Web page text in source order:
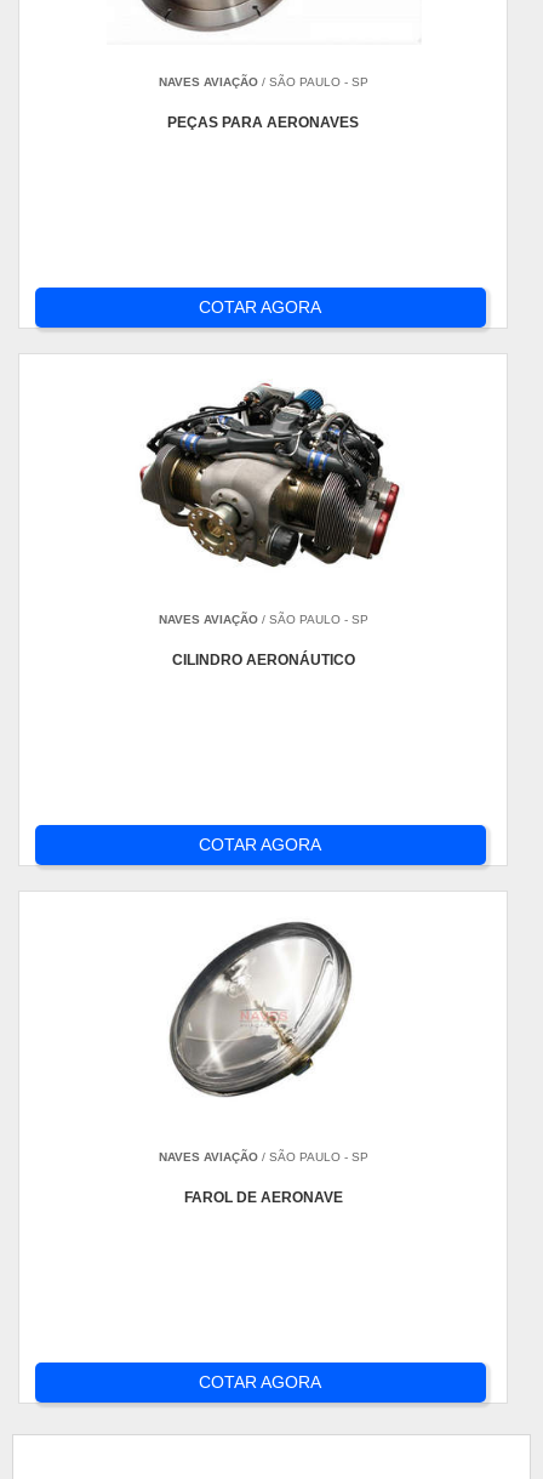
NAVES AVIAÇÃO/ SÃO PAULO - SP
PEÇAS PARA AERONAVES
COTAR AGORA
NAVES AVIAÇÃO/ SÃO PAULO - SP
CILINDRO AERONÁUTICO
COTAR AGORA
NAVES AVIAÇÃO/ SÃO PAULO - SP
FAROL DE AERONAVE
COTAR AGORA